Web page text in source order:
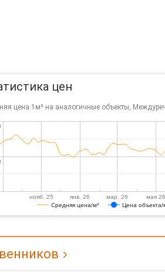
цен
цена 1м² на аналогичные объекты,
Средняя цена/м² Цена объекта/
нояб. 25 янв. 26 мар. 26 мая 26